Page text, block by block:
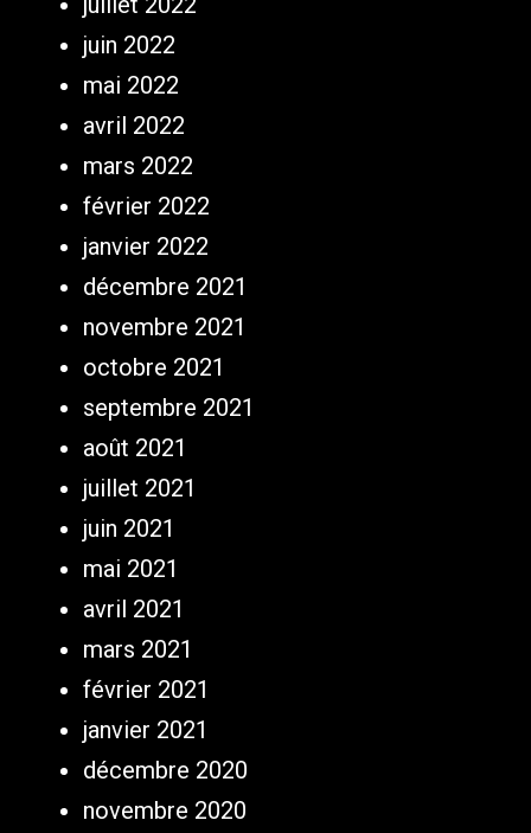
juin 2022
mai 2022
avril 2022
mars 2022
février 2022
janvier 2022
décembre 2021
novembre 2021
octobre 2021
septembre 2021
août 2021
juillet 2021
juin 2021
mai 2021
avril 2021
mars 2021
février 2021
janvier 2021
décembre 2020
novembre 2020